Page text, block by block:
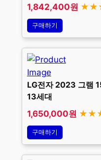
1,842,400원
구매하기
LG전자 2023 그램
13세대
1,650,000원
구매하기